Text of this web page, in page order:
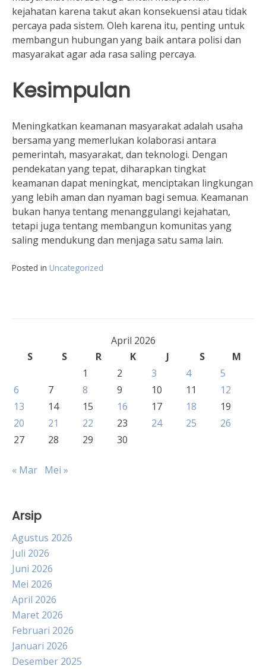
kejahatan karena takut akan konsekuensi atau tidak
percaya pada sistem. Oleh karena itu, penting untuk
membangun hubungan yang baik antara polisi dan
masyarakat agar ada rasa saling percaya.
Kesimpulan
Meningkatkan keamanan masyarakat adalah usaha
bersama yang memerlukan kolaborasi antara
pemerintah, masyarakat, dan teknologi. Dengan
pendekatan yang tepat, diharapkan tingkat
keamanan dapat meningkat, menciptakan lingkungan
yang lebih aman dan nyaman bagi semua. Keamanan
bukan hanya tentang menanggulangi kejahatan,
tetapi juga tentang membangun komunitas yang
saling mendukung dan menjaga satu sama lain.
Posted in Uncategorized
April 2026
S
S R K J S
M
1
2 3 4
5
6
7 8 9 10 11
12
13
14 15 16 17 18
19
20
21 22 23 24 25
26
27
28 29 30
« Mar Mei »
Arsip
Agustus 2026
Juli 2026
Juni 2026
Mei 2026
April 2026
Maret 2026
Februari 2026
Januari 2026
Desember 2025